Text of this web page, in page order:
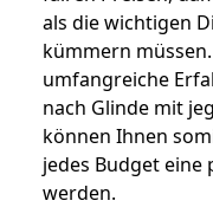
als die wichtigen
kümmern
umfangreiche
nach Glinde mit
können Ihnen
jedes Budget eine
werden.